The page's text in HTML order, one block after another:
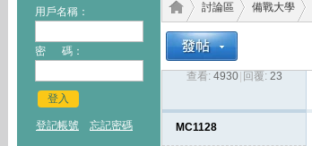
用戶名稱：
密 碼：
登入
登記帳號 忘記密碼
›
討論區
›
備戰大學
查看: 4930 回覆: 23
MC1128